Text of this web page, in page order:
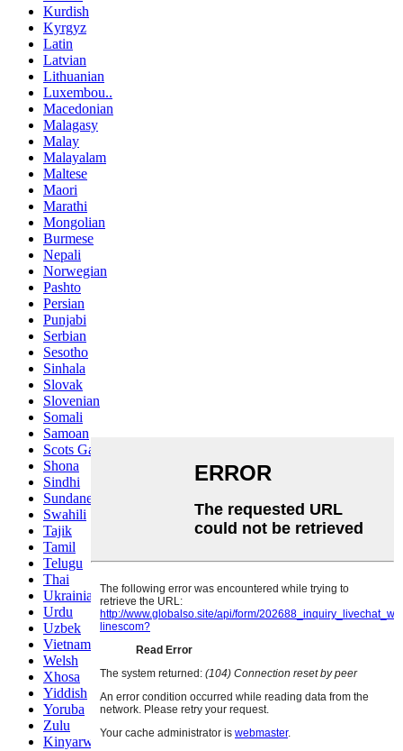
Kurdish
Kyrgyz
Latin
Latvian
Lithuanian
Luxembou..
Macedonian
Malagasy
Malay
Malayalam
Maltese
Maori
Marathi
Mongolian
Burmese
Nepali
Norwegian
Pashto
Persian
Punjabi
Serbian
Sesotho
Sinhala
Slovak
Slovenian
Somali
Samoan
Scots Gaelic
Shona
Sindhi
Sundanese
Swahili
Tajik
Tamil
Telugu
Thai
Ukrainian
Urdu
Uzbek
Vietnamese
Welsh
Xhosa
Yiddish
Yoruba
Zulu
Kinyarwanda